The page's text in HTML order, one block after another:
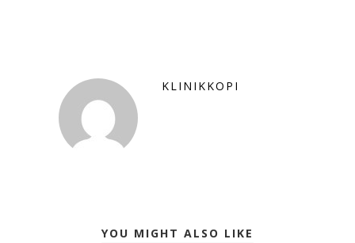
KLINIKKOPI
YOU MIGHT ALSO LIKE